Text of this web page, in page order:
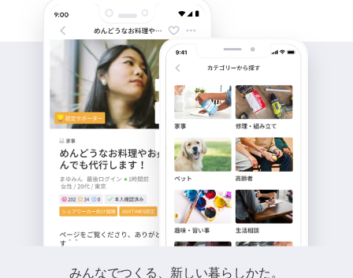
みんなでつくる、新しい暮らしかた。